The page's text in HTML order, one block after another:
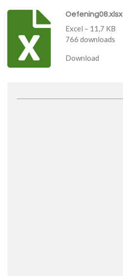
Oefening08.xlsx
Excel – 11,7 KB
766 downloads
Download